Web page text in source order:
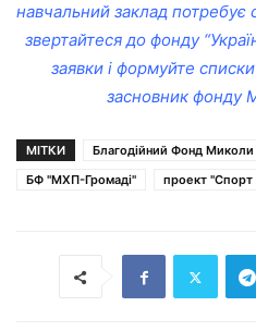
навчальний заклад
звертайтеся до фонду
заявки і формуйте
засновник фонду
МІТКИ
Благодійний Фонд Миколи
БФ "МХП-Громаді"
проект